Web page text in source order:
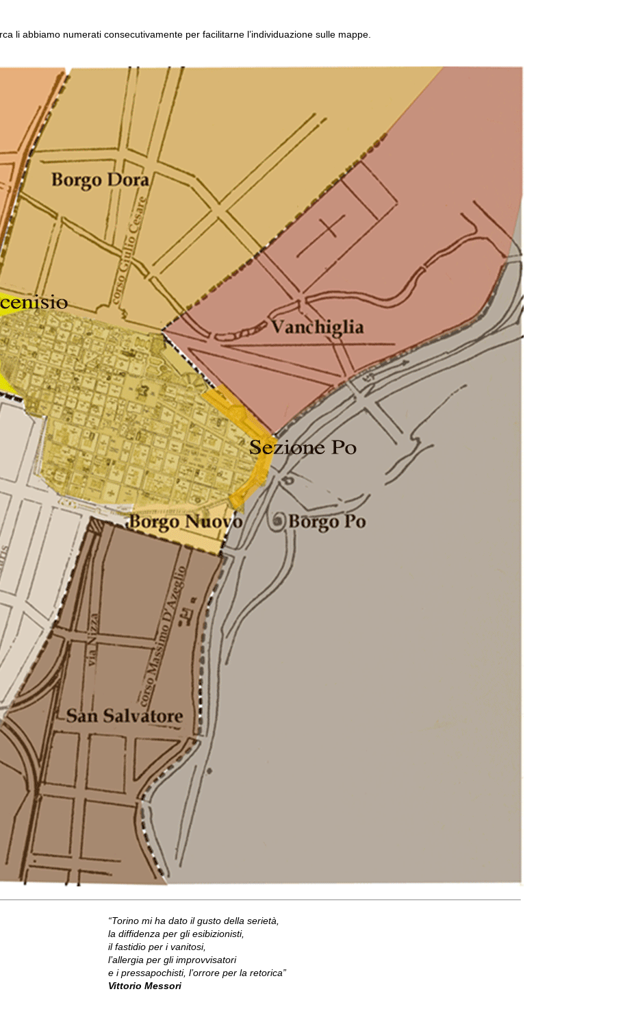
li abbiamo numerati consecutivamente per facilitarne l’individuazione sulle mappe.
“Torino mi ha dato il gusto della serietà,
la diffidenza per gli esibizionisti,
il fastidio per i vanitosi,
l’allergia per gli improvvisatori
e i pressapochisti, l’orrore per la retorica”
Vittorio Messori